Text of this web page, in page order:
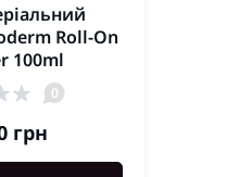
Roll-On
100ml
0
грн